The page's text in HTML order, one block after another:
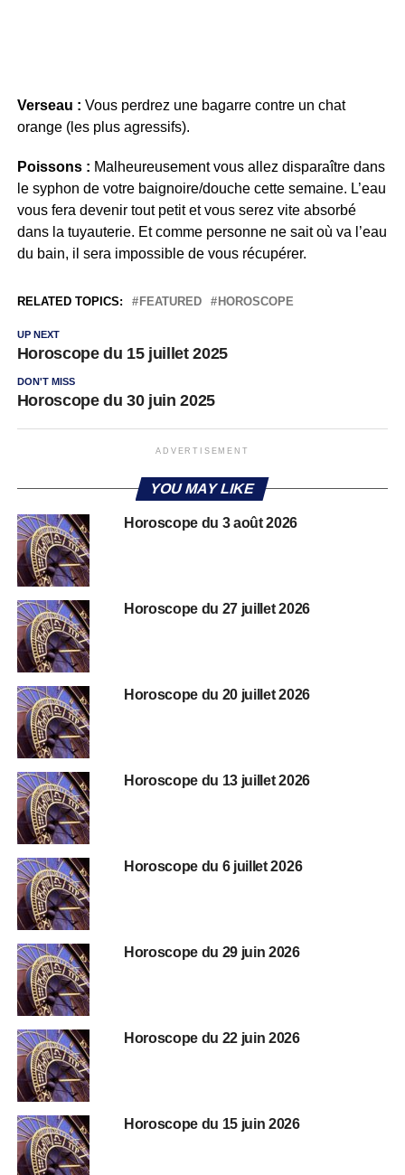
Verseau : Vous perdrez une bagarre contre un chat
orange (les plus agressifs).
Poissons : Malheureusement vous allez disparaître dans
le syphon de votre baignoire/douche cette semaine. L’eau
vous fera devenir tout petit et vous serez vite absorbé
dans la tuyauterie. Et comme personne ne sait où va l’eau
du bain, il sera impossible de vous récupérer.
RELATED TOPICS: FEATURED HOROSCOPE
UP NEXT
Horoscope du 15 juillet 2025
DON'T MISS
Horoscope du 30 juin 2025
ADVERTISEMENT
YOU MAY LIKE
Horoscope du 3 août 2026
Horoscope du 27 juillet 2026
Horoscope du 20 juillet 2026
Horoscope du 13 juillet 2026
Horoscope du 6 juillet 2026
Horoscope du 29 juin 2026
Horoscope du 22 juin 2026
Horoscope du 15 juin 2026